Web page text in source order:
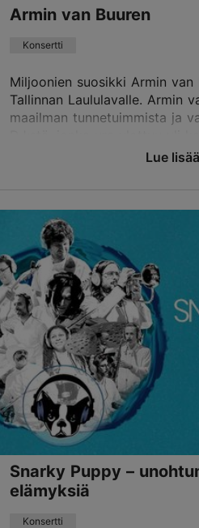
Armin van Buuren
Konsertti
Miljoonien suosikki Armin van
Tallinnan Laululavalle. Armin
maailman tunnetuimmista ja
Tallinnan laululava
Narva mnt 95, Tallinn
Kadriorg
05.09.2026
info@lauluvaljak.ee
+372 552 7350
Lue lisää
Snarky Puppy –
elämyksiä
Konsertti